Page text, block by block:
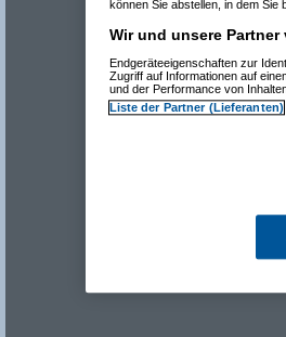
können Sie abstellen, in dem Sie
Wir und unsere
Endgeräteeigenschaften zur
Zugriff auf Informationen auf
und der Performance von
Liste der Partner (Lieferanten)